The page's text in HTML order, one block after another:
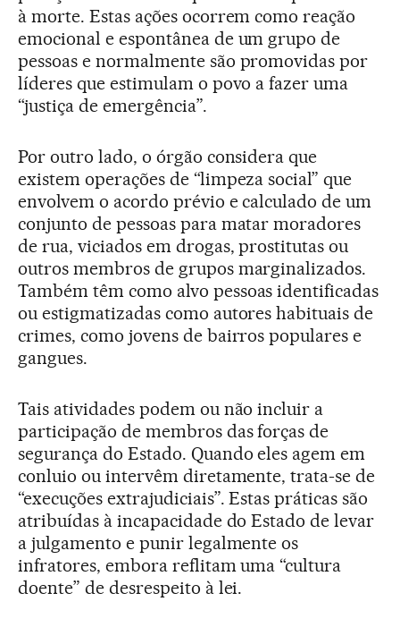
à morte. Estas ações ocorrem como reação
emocional e espontânea de um grupo de
pessoas e normalmente são promovidas por
líderes que estimulam o povo a fazer uma
“justiça de emergência”.
Por outro lado, o órgão considera que
existem operações de “limpeza social” que
envolvem o acordo prévio e calculado de um
conjunto de pessoas para matar moradores
de rua, viciados em drogas, prostitutas ou
outros membros de grupos marginalizados.
Também têm como alvo pessoas identificadas
ou estigmatizadas como autores habituais de
crimes, como jovens de bairros populares e
gangues.
Tais atividades podem ou não incluir a
participação de membros das forças de
segurança do Estado. Quando eles agem em
conluio ou intervêm diretamente, trata-se de
“execuções extrajudiciais”. Estas práticas são
atribuídas à incapacidade do Estado de levar
a julgamento e punir legalmente os
infratores, embora reflitam uma “cultura
doente” de desrespeito à lei.